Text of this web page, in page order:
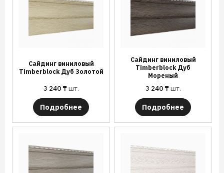
Сайдинг виниловый
Timberblock Дуб Золотой
3 240 ₸шт.
Подробнее
Сайдинг виниловый
Timberblock Дуб
Мореный
3 240 ₸шт.
Подробнее